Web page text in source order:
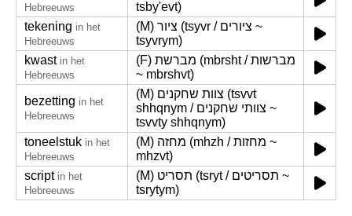
Hebreeuws
tsby'evt)
tekening in het
Hebreeuws
(M) ציור (tsyvr / ציורים ~
tsyvrym)
kwast in het
Hebreeuws
(F) מברשת (mbrsht / מברשות
~ mbrshvt)
bezetting in het
Hebreeuws
(M) צוות שחקנים (tsvvt
shhqnym / צוותי שחקנים ~
tsvvty shhqnym)
toneelstuk in het
Hebreeuws
(M) מחזה (mhzh / מחזות ~
mhzvt)
script in het
Hebreeuws
(M) תסריט (tsryt / תסריטים ~
tsrytym)